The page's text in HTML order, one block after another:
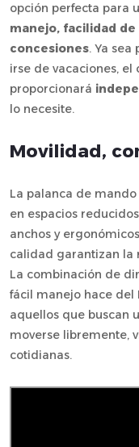
opción perfecta para
manejo, facilidad
concesiones. Ya
irse de vacaciones, el
proporcionará
lo necesite.
Movilidad,
La palanca de
en espacios
anchos y
calidad garantizan la
La combinación de
fácil manejo hace del
aquellos que buscan
moverse libremente,
cotidianas.